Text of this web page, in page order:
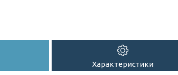
Характеристики